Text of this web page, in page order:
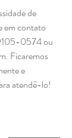
de
em contato
0574 ou
Ficaremos
e
atendê-lo!